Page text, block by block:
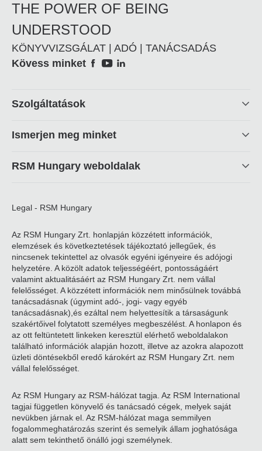
THE POWER OF BEING
UNDERSTOOD
KÖNYVVIZSGÁLAT | ADÓ | TANÁCSADÁS
Social
Kövess minket
Footer
Szolgáltatások
Ismerjen meg minket
RSM Hungary weboldalak
Legal - RSM Hungary
Az RSM Hungary Zrt. honlapján közzétett információk,
elemzések és következtetések tájékoztató jellegűek, és
nincsenek tekintettel az olvasók egyéni igényeire és adójogi
helyzetére. A közölt adatok teljességéért, pontosságáért
valamint aktualitásáért az RSM Hungary Zrt. nem vállal
felelősséget. A közzétett információk nem minősülnek továbbá
tanácsadásnak (úgymint adó-, jogi- vagy egyéb
tanácsadásnak),és ezáltal nem helyettesítik a társaságunk
szakértőivel folytatott személyes megbeszélést. A honlapon és
az ott feltüntetett linkeken keresztül elérhető weboldalakon
található információk alapján hozott, illetve az azokra alapozott
üzleti döntésekből eredő károkért az RSM Hungary Zrt. nem
vállal felelősséget.
Az RSM Hungary az RSM-hálózat tagja. Az RSM International
tagjai független könyvelő és tanácsadó cégek, melyek saját
nevükben járnak el. Az RSM-hálózat maga semmilyen
fogalommeghatározás szerint és semelyik állam joghatósága
alatt sem tekinthető önálló jogi személynek.